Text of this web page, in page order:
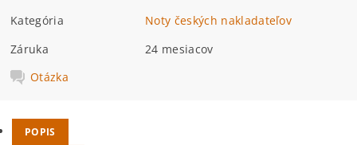
Kategória
Noty českých nakladateľov
Záruka
24 mesiacov
Otázka
POPIS